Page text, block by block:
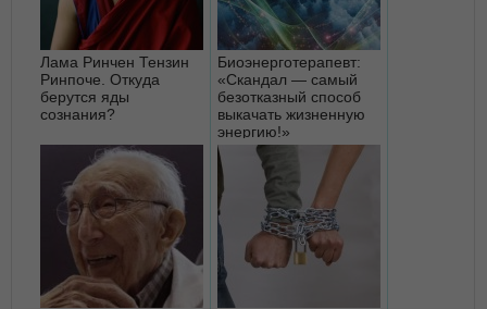
Лама Ринчен Тензин
Ринпоче. Откуда
берутся яды
сознания?
Биоэнерготерапевт:
«Скандал — самый
безотказный способ
выкачать жизненную
энергию!»